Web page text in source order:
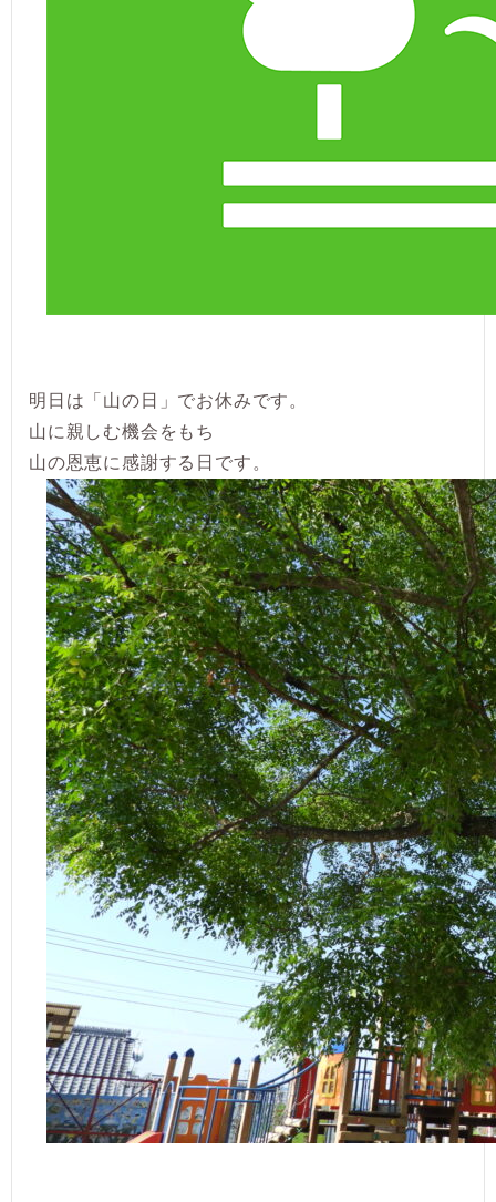
明日は「山の日」でお休みです。
山に親しむ機会をもち
山の恩恵に感謝する日です。